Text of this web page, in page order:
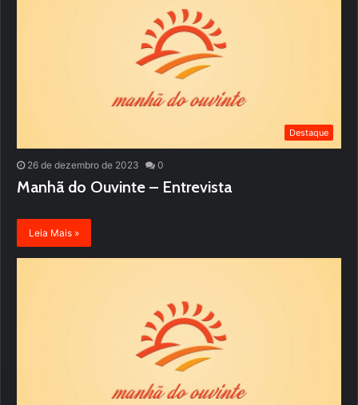
Destaque
26 de dezembro de 2023 0
Manhã do Ouvinte – Entrevista
Leia Mais »